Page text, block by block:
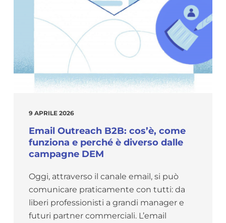
9 APRILE 2026
Email Outreach B2B: cos’è, come
funziona e perché è diverso dalle
campagne DEM
Oggi, attraverso il canale email, si può
comunicare praticamente con tutti: da
liberi professionisti a grandi manager e
futuri partner commerciali. L’email